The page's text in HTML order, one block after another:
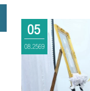
05
08.2569